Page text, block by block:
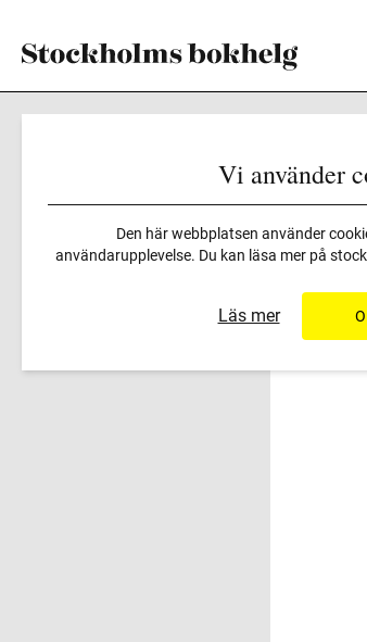
Vi använder
Den här webbplatsen använder
användarupplevelse. Du kan läsa mer på
Läs mer